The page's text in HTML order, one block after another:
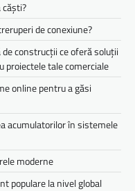
căști?
de conexiune?
construcții ce oferă soluții
proiectele tale comerciale
online pentru a găsi
acumulatorilor în sistemele
moderne
populare la nivel global